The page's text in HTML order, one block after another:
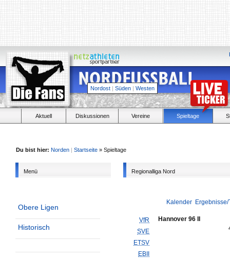
Nordost | Süden | Westen
Aktuell Diskussionen Vereine Spieltage
Du bist hier: Norden | Startseite » Spieltage
Menü
Obere Ligen
Historisch
Regionalliga Nord
Kalender
VfR
SVE
ETSV
EBII
Hannover 96 II